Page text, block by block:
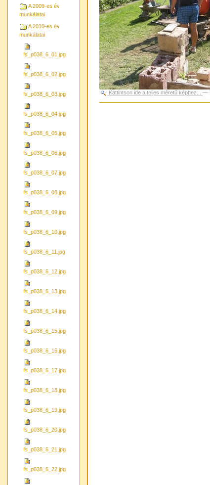
A 2009-es év
munkálatai
A 2010-es év
munkálatai
fs_p038_6_01.jpg
fs_p038_6_02.jpg
fs_p038_6_03.jpg
fs_p038_6_04.jpg
fs_p038_6_05.jpg
fs_p038_6_06.jpg
fs_p038_6_07.jpg
fs_p038_6_08.jpg
fs_p038_6_09.jpg
fs_p038_6_10.jpg
fs_p038_6_11.jpg
fs_p038_6_12.jpg
fs_p038_6_13.jpg
fs_p038_6_14.jpg
fs_p038_6_15.jpg
fs_p038_6_16.jpg
fs_p038_6_17.jpg
fs_p038_6_18.jpg
fs_p038_6_19.jpg
fs_p038_6_20.jpg
fs_p038_6_21.jpg
fs_p038_6_22.jpg
Kattintson ide a teljes méretű képhez... —